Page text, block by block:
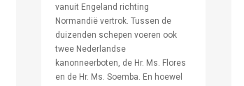
vanuit Engeland richting
Normandië vertrok. Tussen de
duizenden schepen voeren ook
twee Nederlandse
kanonneerboten, de Hr. Ms. Flores
en de Hr. Ms. Soemba. En hoewel